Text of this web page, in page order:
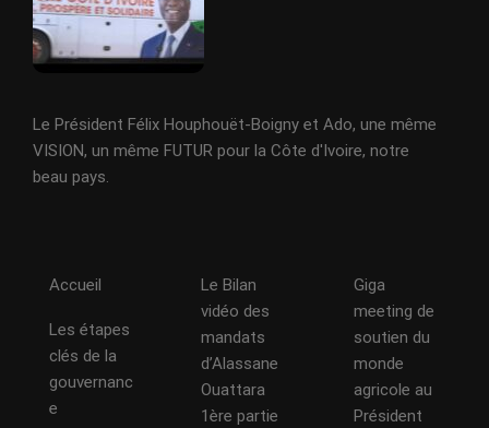
Le Président Félix Houphouët-Boigny et Ado, une même
VISION, un même FUTUR pour la Côte d'Ivoire, notre
beau pays.
Accueil
Les étapes
clés de la
gouvernanc
e
Le Bilan
vidéo des
mandats
d’Alassane
Ouattara
1ère partie
Giga
meeting de
soutien du
monde
agricole au
Président